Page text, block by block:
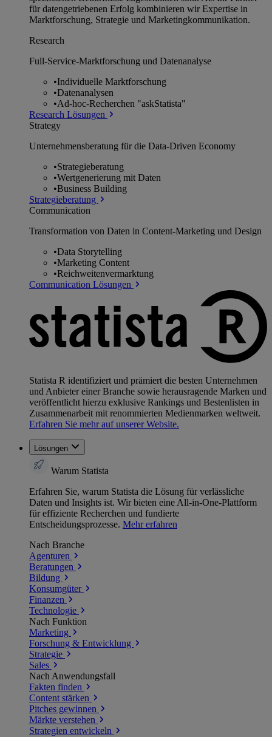
für datengetriebenen Erfolg kombinieren wir Expertise in
Marktforschung, Strategie und Marketingkommunikation.
Research
Full-Service-Marktforschung und Datenanalyse
•Individuelle Marktforschung
•Datenanalysen
•Ad-hoc-Recherchen "askStatista"
Research Lösungen
Strategy
Unternehmens­beratung für die Data-Driven Economy
•Strategieberatung
•Wertgenerierung mit Daten
•Business Building
Strategieberatung
Communication
Transformation von Daten in Content-Marketing und Design
•Data Storytelling
•Marketing Content
•Reichweitenvermarktung
Communication Lösungen
Statista R identifiziert und prämiert die besten Unternehmen
und Anbieter einer Branche sowie herausragende Marken und
veröffentlicht hierzu exklusive Rankings und Bestenlisten in
Zusammenarbeit mit renommierten Medienmarken weltweit.
Erfahren Sie mehr auf unserer Website.
Lösungen
Warum Statista
Erfahren Sie, warum Statista die Lösung für verlässliche
Daten und Insights ist. Wir bieten eine All-in-One-Plattform
für effiziente Recherchen und fundierte
Entscheidungsprozesse. Mehr erfahren
Nach Branche
Agenturen
Beratungen
Bildung
Konsumgüter
Finanzen
Technologie
Nach Funktion
Marketing
Forschung & Entwicklung
Strategie
Sales
Nach Anwendungsfall
Fakten finden
Content stärken
Pitches gewinnen
Märkte verstehen
Strategien entwickeln